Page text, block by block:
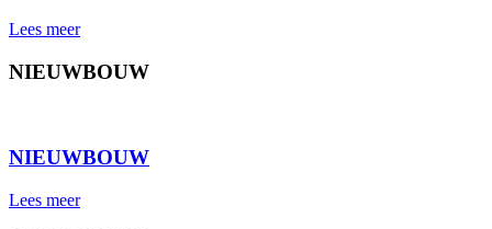
Lees meer
NIEUWBOUW
NIEUWBOUW
Lees meer